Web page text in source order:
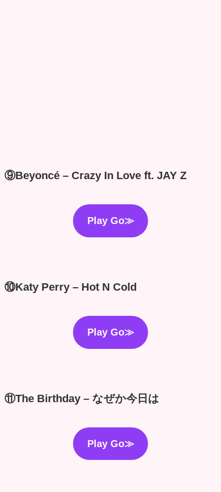
⑨Beyoncé – Crazy In Love ft. JAY Z
Play Go≫
⑩Katy Perry – Hot N Cold
Play Go≫
⑪The Birthday – なぜか今日は
Play Go≫